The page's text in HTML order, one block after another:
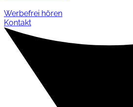
Werbefrei hören
Kontakt